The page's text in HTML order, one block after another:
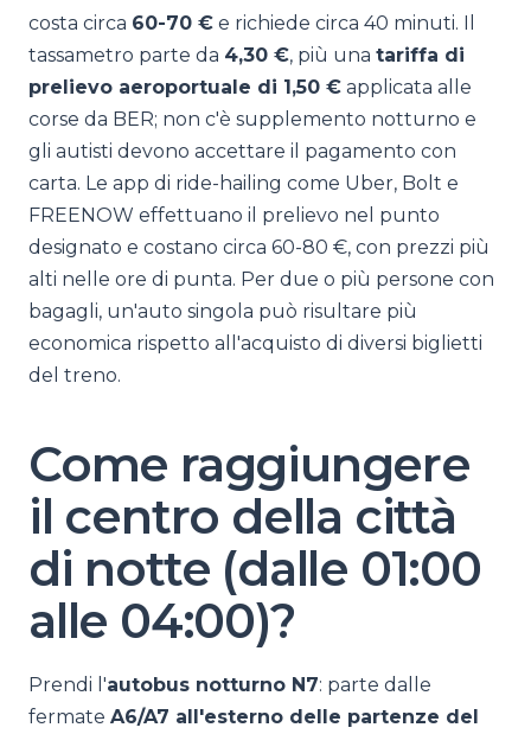
costa circa 60-70 € e richiede circa 40 minuti. Il
tassametro parte da 4,30 €, più una tariffa di
prelievo aeroportuale di 1,50 € applicata alle
corse da BER; non c'è supplemento notturno e
gli autisti devono accettare il pagamento con
carta. Le app di ride-hailing come Uber, Bolt e
FREENOW effettuano il prelievo nel punto
designato e costano circa 60-80 €, con prezzi più
alti nelle ore di punta. Per due o più persone con
bagagli, un'auto singola può risultare più
economica rispetto all'acquisto di diversi biglietti
del treno.
Come raggiungere
il centro della città
di notte (dalle 01:00
alle 04:00)?
Prendi l'autobus notturno N7: parte dalle
fermate A6/A7 all'esterno delle partenze del